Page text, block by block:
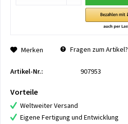
Merken Fragen zum Artikel?
Artikel-Nr.: 907953
Vorteile
Weltweiter Versand
Eigene Fertigung und Entwicklung